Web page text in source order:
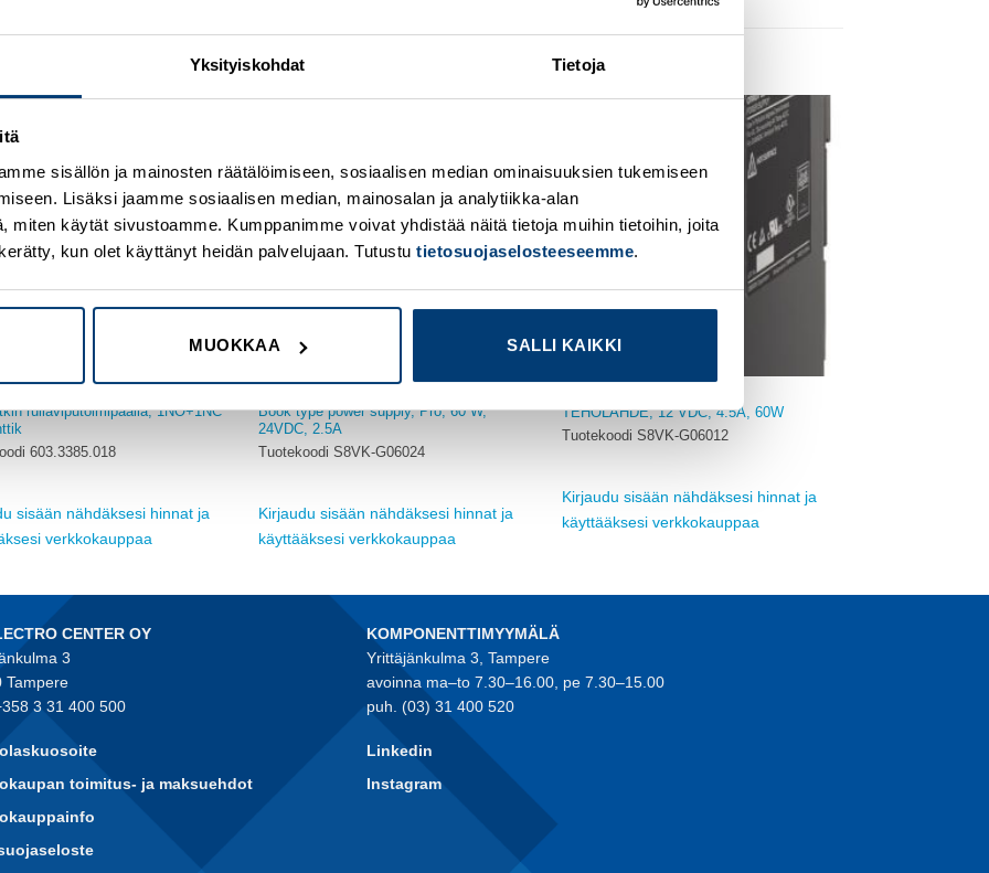
Yksityiskohdat Tietoja
sisällön ja mainosten räätälöimiseen, sosiaalisen median ominaisuuksien tukemiseen
Lisäksi jaamme sosiaalisen median, mainosalan ja analytiikka-alan
miten käytät sivustoamme. Kumppanimme voivat yhdistää näitä tietoja muihin tietoihin, joita
kun olet käyttänyt heidän palvelujaan. Tutustu tietosuojaselosteeseemme.
MUOKKAA SALLI KAIKKI
wishlist
rullaviputoimipäällä, 1NO+1NC
603.3385.018
sisään nähdäksesi hinnat ja
verkkokauppaa
wishlist
Book type power supply, Pro, 60 W,
24VDC, 2.5A
Tuotekoodi S8VK-G06024
Kirjaudu sisään nähdäksesi hinnat ja
käyttääksesi verkkokauppaa
Add to
wishlist
TEHOLÄHDE, 12 VDC, 4.5A, 60W
Tuotekoodi S8VK-G06012
Kirjaudu sisään nähdäksesi hinnat ja
käyttääksesi verkkokauppaa
CENTER OY
3
Tampere
3 31 400 500
toimitus- ja maksuehdot
KOMPONENTTIMYYMÄLÄ
Yrittäjänkulma 3, Tampere
avoinna ma–to 7.30–16.00, pe 7.30–15.00
puh. (03) 31 400 520
Linkedin
Instagram